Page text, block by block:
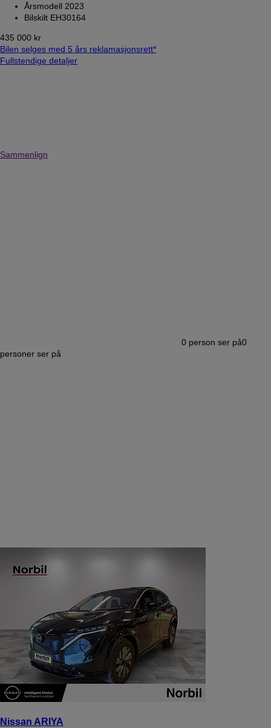
Årsmodell 2023
Bilskilt EH30164
435 000 kr
Bilen selges med 5 års reklamasjonsrett*
Fullstendige detaljer
Sammenlign
0 person ser på0
personer ser på
Nissan ARIYA